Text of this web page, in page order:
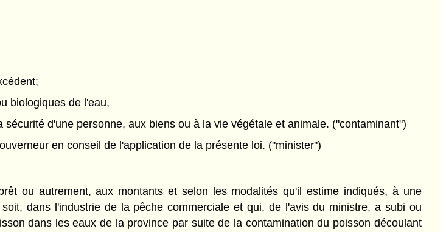
biologiques de l'eau,
d'une personne, aux biens ou à la vie végétale et animale. ("contaminant")
en conseil de l'application de la présente loi. ("minister")
ou autrement, aux montants et selon les modalités qu'il estime indiqués, à une
dans l'industrie de la pêche commerciale et qui, de l'avis du ministre, a subi ou
dans les eaux de la province par suite de la contamination du poisson découlant